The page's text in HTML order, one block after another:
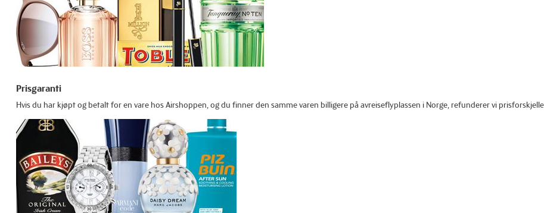
Prisgaranti
Hvis du har kjøpt og betalt for en vare hos Airshoppen, og du finner den samme varen billigere på avreiseflyplassen i Norge, refunderer vi